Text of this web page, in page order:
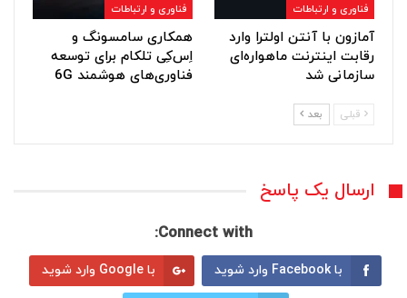
فناوری و ارتباطات
آمازون با آنتن اولترا وارد
رقابت اینترنت ماهواره‌ای
سازمانی شد
فناوری و ارتباطات
همکاری سامسونگ و
اِس‌کِی تلکام برای توسعه
فناوری‌های هوشمند 6G
قبلی بعد
ارسال یک پاسخ
Connect with:
با Facebook وارد شوید با Google وارد شوید